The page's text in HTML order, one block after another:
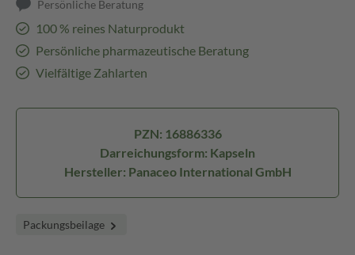
Persönliche Beratung
100 % reines Naturprodukt
Persönliche pharmazeutische Beratung
Vielfältige Zahlarten
PZN: 16886336
Darreichungsform: Kapseln
Hersteller: Panaceo International GmbH
Packungsbeilage